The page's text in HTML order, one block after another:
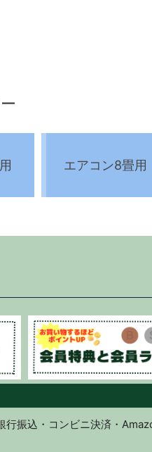
エアコン8畳用
振込・コンビニ決済・